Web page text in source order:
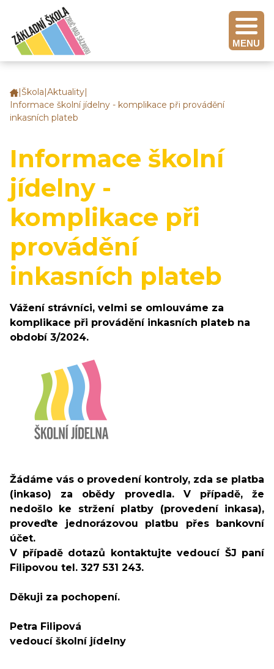
MENU
Základní
škola
Zruč
Sázavou
Škola Aktuality
Informace školní jídelny - komplikace při provádění
inkasních plateb
Informace školní
jídelny -
komplikace při
provádění
inkasních plateb
Vážení strávníci, velmi se omlouváme za
komplikace při provádění inkasních plateb na
období 3/2024.
Žádáme vás o provedení kontroly, zda se platba
(inkaso) za obědy provedla. V případě, že
nedošlo ke stržení platby (provedení inkasa),
proveďte jednorázovou platbu přes bankovní
účet.
V případě dotazů kontaktujte vedoucí ŠJ paní
Filipovou tel. 327 531 243.
Děkuji za pochopení.
Petra Filipová
vedoucí školní jídelny